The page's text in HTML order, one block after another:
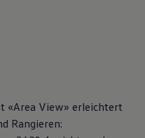
«Area View» erleichtert
Rangieren: